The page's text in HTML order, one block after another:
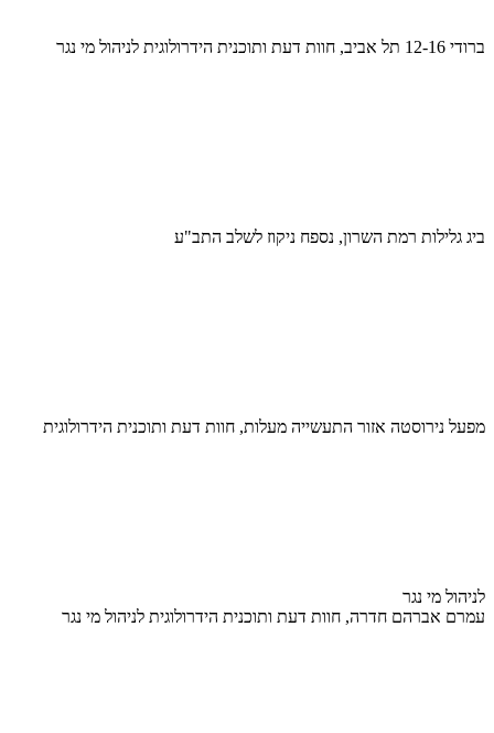
ברודי 12-16 תל אביב, חוות דעת ותוכנית הידרולוגית לניהול מי נגר
ביג גלילות רמת השרון, נספח ניקוז לשלב התב"ע
מפעל נירוסטה אזור התעשייה מעלות, חוות דעת ותוכנית הידרולוגית
לניהול מי נגר
עמרם אברהם חדרה, חוות דעת ותוכנית הידרולוגית לניהול מי נגר